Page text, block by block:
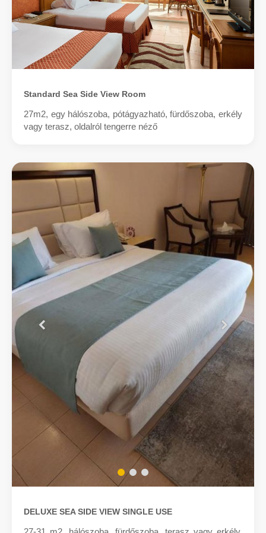
Standard Sea Side View Room
27m2, egy hálószoba, pótágyazható, fürdőszoba, erkély
vagy terasz, oldalról tengerre néző
DELUXE SEA SIDE VIEW SINGLE USE